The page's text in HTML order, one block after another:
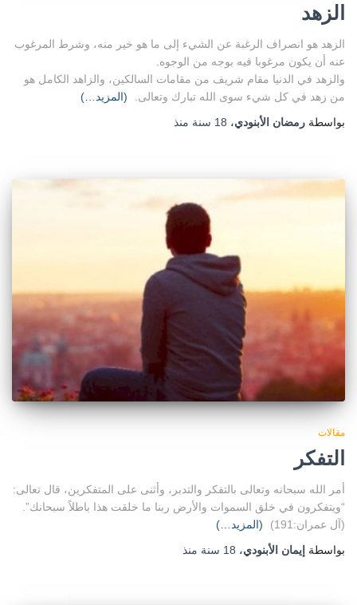
الزهد
الزهد هو انصراف الرغبة عن الشيء إلى ما هو خير منه، وشرط المرغوب
عنه أن يكون مرغوبا فيه بوجه من الوجوه.
والزهد في الدنيا مقام شريف من مقامات السالكين، والزاهد الكامل هو
من زهد في كل شيء سوى الله تبارك وتعالى.
(المزيد…)
بواسطة رمضان الأبنودي، 18 سنة منذ
مقالات
التفكر
أمر الله سبحانه وتعالى بالتفكر والتدبر، وأثنى على المتفكرين، قال تعالى:
“ويتفكرون في خلق السموات والأرض ربنا ما خلقت هذا باطلاً سبحانك”.
(آل عمران:191)
(المزيد…)
بواسطة إيمان الأبنودي، 18 سنة منذ